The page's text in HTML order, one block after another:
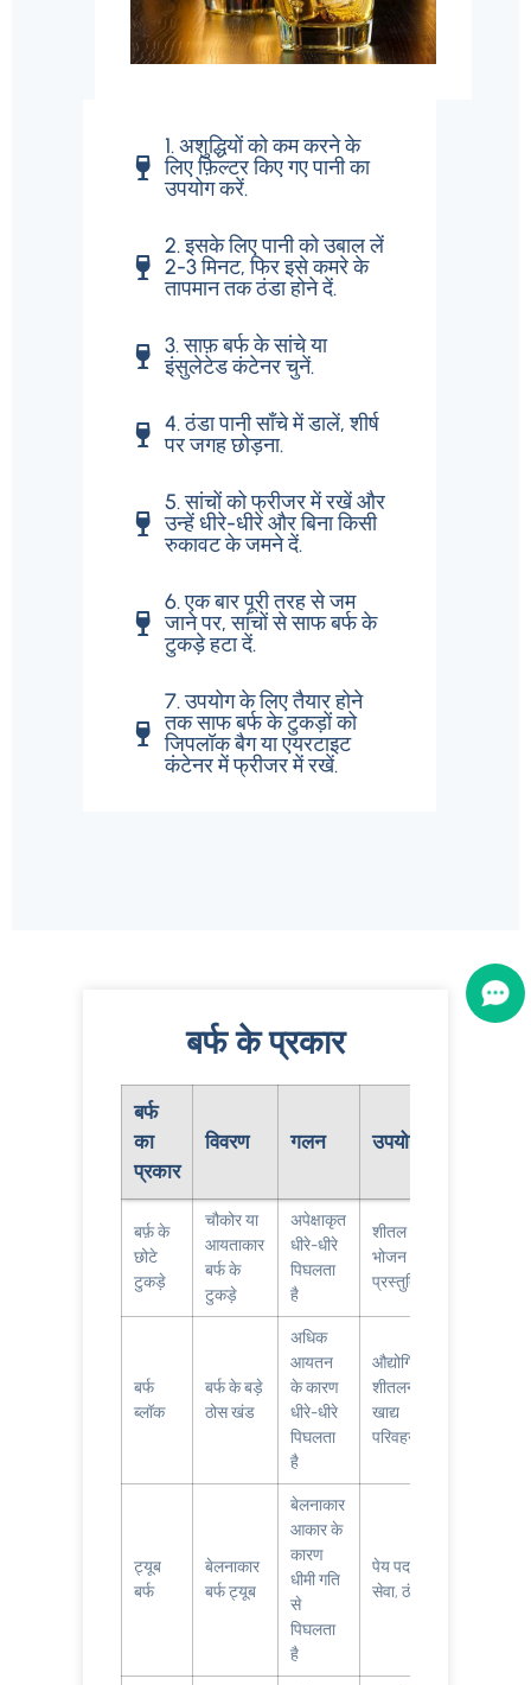
1. अशुद्धियों को कम करने के
लिए फ़िल्टर किए गए पानी का
उपयोग करें.
2. इसके लिए पानी को उबाल लें
2-3 मिनट, फिर इसे कमरे के
तापमान तक ठंडा होने दें.
3. साफ़ बर्फ के सांचे या
इंसुलेटेड कंटेनर चुनें.
4. ठंडा पानी साँचे में डालें, शीर्ष
पर जगह छोड़ना.
5. सांचों को फ्रीजर में रखें और
उन्हें धीरे-धीरे और बिना किसी
रुकावट के जमने दें.
6. एक बार पूरी तरह से जम
जाने पर, सांचों से साफ बर्फ के
टुकड़े हटा दें.
7. उपयोग के लिए तैयार होने
तक साफ बर्फ के टुकड़ों को
जिपलॉक बैग या एयरटाइट
कंटेनर में फ्रीजर में रखें.
बर्फ के प्रकार
बर्फ
का
प्रकार
विवरण गलन उपयोग
बर्फ़ के
छोटे
टुकड़े
चौकोर या
आयताकार
बर्फ के
टुकड़े
अपेक्षाकृत
धीरे-धीरे
पिघलता
है
शीतल पेय,
भोजन
प्रस्तुति
बर्फ
ब्लॉक
बर्फ के बड़े
ठोस खंड
अधिक
आयतन
के कारण
धीरे-धीरे
पिघलता
है
औद्योगिक
शीतलन,
खाद्य
परिवहन
ट्यूब
बर्फ
बेलनाकार
बर्फ ट्यूब
बेलनाकार
आकार के
कारण
धीमी गति
से
पिघलता
है
पेय पदार्थ
सेवा, ठंडा